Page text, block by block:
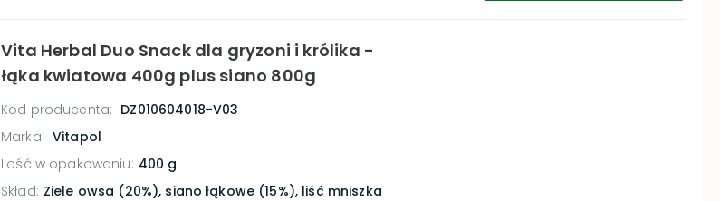
Vita Herbal Duo Snack dla gryzoni i królika -
łąka kwiatowa 400g plus siano 800g
Kod producenta: DZ010604018-V03
Marka: Vitapol
Ilość w opakowaniu: 400 g
Skład: Ziele owsa (20%), siano łąkowe (15%), liść mniszka